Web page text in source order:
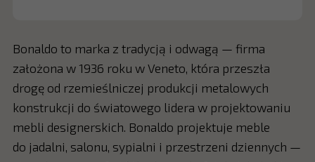
Bonaldo to marka z tradycją i odwagą — firma
założona w 1936 roku w Veneto, która przeszła
drogę od rzemieślniczej produkcji metalowych
konstrukcji do światowego lidera w projektowaniu
mebli designerskich. Bonaldo projektuje meble
do jadalni, salonu, sypialni i przestrzeni dziennych —